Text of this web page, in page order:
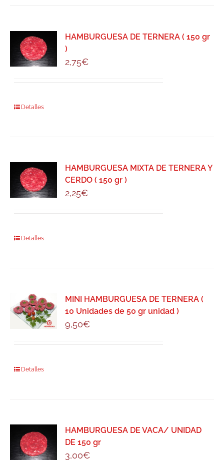
HAMBURGUESA DE TERNERA ( 150 gr
)
2,75€
Detalles
HAMBURGUESA MIXTA DE TERNERA Y
CERDO ( 150 gr )
2,25€
Detalles
MINI HAMBURGUESA DE TERNERA (
10 Unidades de 50 gr unidad )
9,50€
Detalles
HAMBURGUESA DE VACA/ UNIDAD
DE 150 gr
3,00€